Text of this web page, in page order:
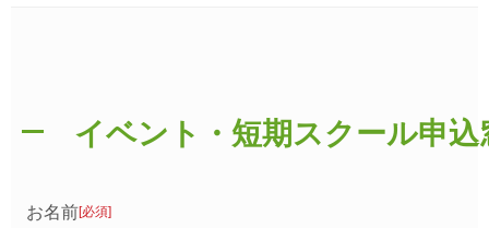
イベント・短期スクール申
お名前[必須]